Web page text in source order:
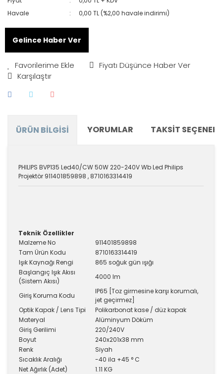
Havale
0,00 TL (%2,00 havale indirimi)
Gelince Haber Ver
Fiyatı Düşünce Haber Ver
Karşılaştır
ÜRÜN BILGISI YORUMLAR TAKSIT
PHILIPS BVP135 Led40/CW 50W 220-240V Wb Led Philips
Projektör 911401859898 , 8710163314419
Teknik Özellikler
Malzeme No
911401859898
Tam Ürün Kodu
8710163314419
Işık Kaynağı Rengi
865 soğuk gün ışığı
Başlangıç ​​Işık Akısı
(Sistem Akısı)
4000 lm
Giriş Koruma Kodu
IP65 [Toz girmesine karşı korumalı,
jet geçirmez]
Optik Kapak / Lens Tipi
Polikarbonat kase / düz kapak
Materyal
Alüminyum Döküm
Giriş Gerilimi
220/240V
Boyut
240x201x38 mm
Renk
Siyah
Sıcaklık Aralığı
-40 ila +45 ° C
Net Ağırlık (Adet)
1.11 KG